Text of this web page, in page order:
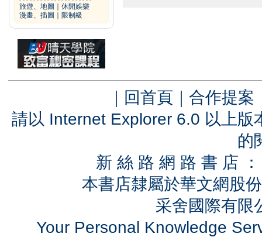
旅遊、地圖
休閒娛樂
漫畫、插圖
限制級
｜ 回首頁 ｜ 合作提案
請以 Internet Explorer 6.0 以上
的
新 絲 路 網 路 書 店
本書店隸屬於華文網股
采舍國際有
Your Personal Knowledge